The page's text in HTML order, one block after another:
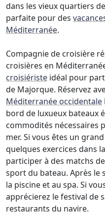
dans les vieux quartiers
parfaite pour des
Méditerranée.
Compagnie de croisière
croisières en
croisiériste idéal pour
de Majorque. Réservez
Méditerranée occidentale
bord de luxueux bateaux
commodités nécessaires
mer. Si vous êtes un
quelques exercices dans
participer à des matchs
sport du bateau. Après le
la piscine et au spa. Si
apprécierez le festival de
restaurants du navire.